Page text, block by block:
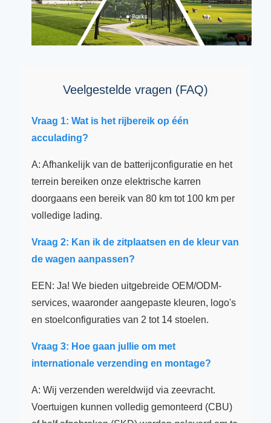
Veelgestelde vragen (FAQ)
Vraag 1: Wat is het rijbereik op één
acculading?
A: Afhankelijk van de batterijconfiguratie en het
terrein bereiken onze elektrische karren
doorgaans een bereik van 80 km tot 100 km per
volledige lading.
Vraag 2: Kan ik de zitplaatsen en de kleur van
de wagen aanpassen?
EEN: Ja! We bieden uitgebreide OEM/ODM-
services, waaronder aangepaste kleuren, logo's
en stoelconfiguraties van 2 tot 14 stoelen.
Vraag 3: Hoe gaan jullie om met
internationale verzending en montage?
A: Wij verzenden wereldwijd via zeevracht.
Voertuigen kunnen volledig gemonteerd (CBU)